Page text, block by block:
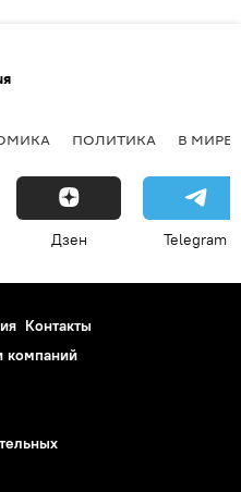
ПОЛИТИКА В МИРЕ
Дзен Telegram
Контакты
компаний